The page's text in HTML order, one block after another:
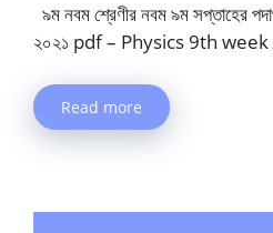
৯ম নবম শ্রেণীর নবম ৯ম সপ্তাহের
২০২১ pdf – Physics 9th
Read more